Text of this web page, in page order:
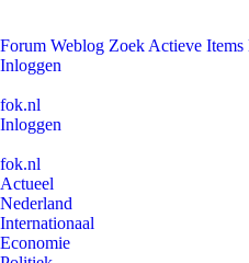
Forum Weblog Zoek Actieve Items
Inloggen
fok.nl
Inloggen
fok.nl
Actueel
Nederland
Internationaal
Economie